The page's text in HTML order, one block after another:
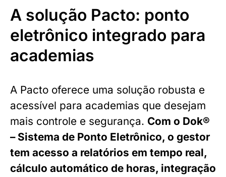
A solução Pacto: ponto
eletrônico integrado para
academias
A Pacto oferece uma solução robusta e
acessível para academias que desejam
mais controle e segurança. Com o Dok®
– Sistema de Ponto Eletrônico, o gestor
tem acesso a relatórios em tempo real,
cálculo automático de horas, integração